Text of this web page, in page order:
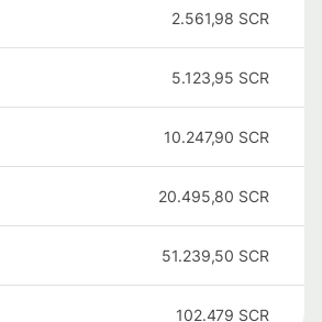
2.561,98 SCR
5.123,95 SCR
10.247,90 SCR
20.495,80 SCR
51.239,50 SCR
102.479 SCR